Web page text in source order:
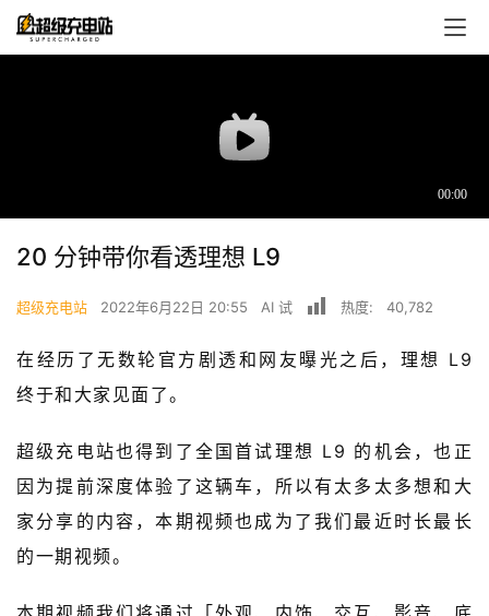
页
快
报
级
有
20 分钟带你看透理想 L9
超级充电站 2022年6月22日 20:55 AI 试 热度: 40,782
在经历了无数轮官方剧透和网友曝光之后，理想 L9
终于和大家见面了。
超级充电站也得到了全国首试理想 L9 的机会，也正
因为提前深度体验了这辆车，所以有太多太多想和大
家分享的内容，本期视频也成为了我们最近时长最长
的一期视频。